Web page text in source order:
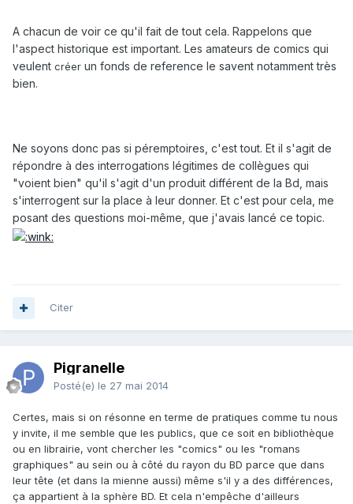
A chacun de voir ce qu'il fait de tout cela. Rappelons que
l'aspect historique est important. Les amateurs de comics qui
veulent créer un fonds de reference le savent notamment très
bien.
Ne soyons donc pas si péremptoires, c'est tout. Et il s'agit de
répondre à des interrogations légitimes de collègues qui
"voient bien" qu'il s'agit d'un produit différent de la Bd, mais
s'interrogent sur la place à leur donner. Et c'est pour cela, me
posant des questions moi-même, que j'avais lancé ce topic.
Citer
Pigranelle
Posté(e) le 27 mai 2014
Certes, mais si on résonne en terme de pratiques comme tu nous
y invite, il me semble que les publics, que ce soit en bibliothèque
ou en librairie, vont chercher les "comics" ou les "romans
graphiques" au sein ou à côté du rayon du BD parce que dans
leur tête (et dans la mienne aussi) même s'il y a des différences,
ça appartient à la sphère BD. Et cela n'empêche d'ailleurs